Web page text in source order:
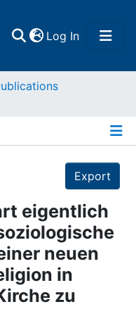
Log In(current)
Export
eigentlich
neuen
in
zu